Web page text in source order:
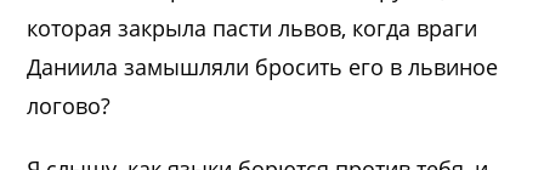
которая закрыла пасти львов, когда враги
Даниила замышляли бросить его в львиное
логово?